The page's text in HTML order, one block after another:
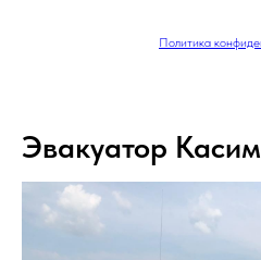
Политика
Эвакуатор